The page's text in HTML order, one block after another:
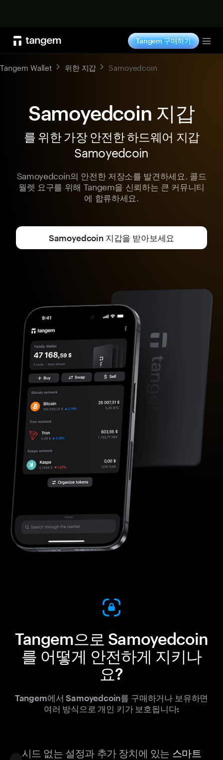
Tangem 구매하기
Tangem Wallet 위한 지갑 Samoyedcoin
Samoyedcoin 지갑
를 위한 가장 안전한 하드웨어 지갑
Samoyedcoin
Samoyedcoin의 안전한 저장소를 발견하세요. 콜드
월렛 요구를 위해 Tangem을 신뢰하는 큰 커뮤니티
에 합류하세요.
Samoyedcoin 지갑을 받아보세요
Tangem으로 Samoyedcoin
를 어떻게 안전하게 지키나
요?
Tangem에서 Samoyedcoin를 구매하거나 보유하면
여러 방식으로 개인 키가 보호됩니다:
시드 없는 설정과 추가 장치에 있는 스마트